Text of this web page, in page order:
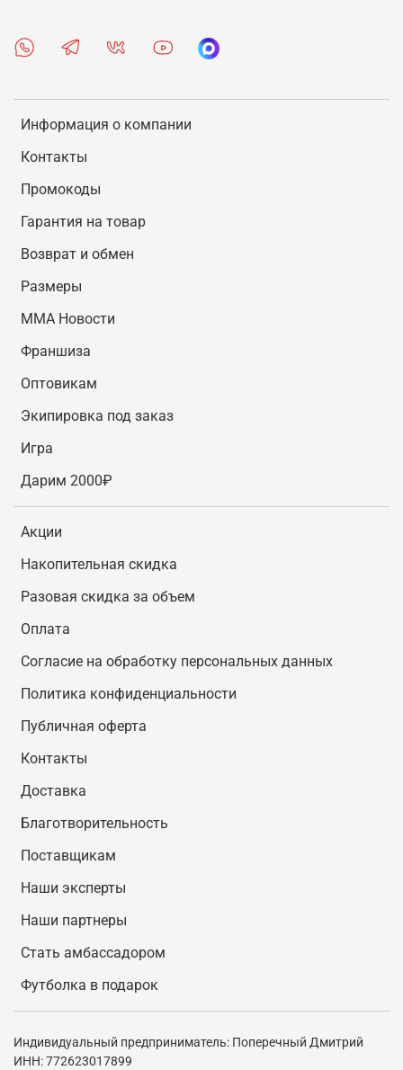
Информация о компании
Контакты
Промокоды
Гарантия на товар
Возврат и обмен
Размеры
MMA Новости
Франшиза
Оптовикам
Экипировка под заказ
Игра
Дарим 2000₽
Акции
Накопительная скидка
Разовая скидка за объем
Оплата
Согласие на обработку персональных данных
Политика конфиденциальности
Публичная оферта
Контакты
Доставка
Благотворительность
Поставщикам
Наши эксперты
Наши партнеры
Стать амбассадором
Футболка в подарок
Индивидуальный предприниматель: Поперечный Дмитрий
ИНН: 772623017899